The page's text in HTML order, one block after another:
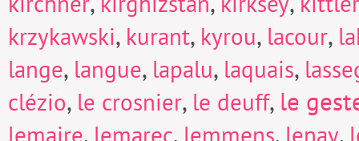
krzykawski, kurant, kyrou, lacour,
lange, langue, lapalu, laquais,
clézio, le crosnier, le deuff, le
lemaire, lemarec, lemmens, lenay,